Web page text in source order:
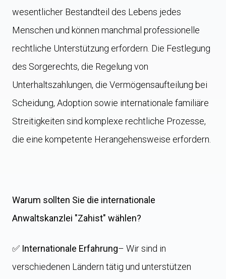
wesentlicher Bestandteil des Lebens jedes
Menschen und können manchmal professionelle
rechtliche Unterstützung erfordern. Die Festlegung
des Sorgerechts, die Regelung von
Unterhaltszahlungen, die Vermögensaufteilung bei
Scheidung, Adoption sowie internationale familiäre
Streitigkeiten sind komplexe rechtliche Prozesse,
die eine kompetente Herangehensweise erfordern.
Warum sollten Sie die internationale
Anwaltskanzlei "Zahist" wählen?
✅ Internationale Erfahrung– Wir sind in
verschiedenen Ländern tätig und unterstützen